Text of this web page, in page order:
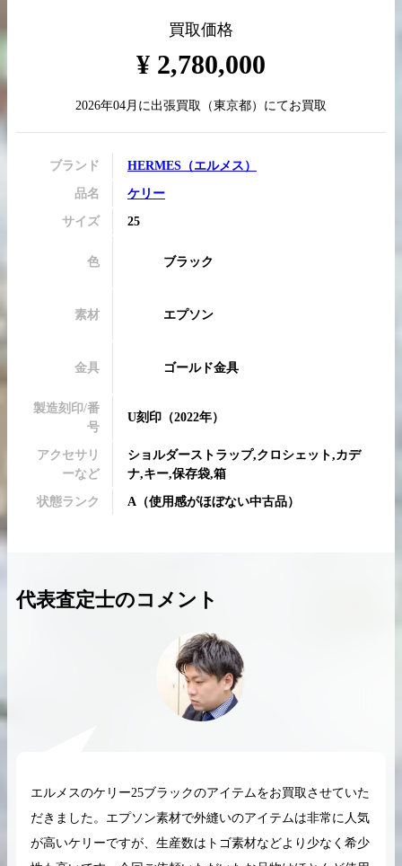
希少なリザード素材のバーキンの買取価格や
買取価格
¥ 2,780,000
2026年04月 に出張買取 （東京都）にてお買取
ブランド HERMES （エルメス ）
品名 ケリー
サイズ 25
色 ブラック
素材 エプソン
金具 ゴールド金具
製造刻印/番
号
U刻印 （2022年）
アクセサリ
ーなど
ショルダーストラップ,クロシェット,カデ
ナ,キー,保存袋,箱
状態ランク A （使用感がほぼない中古品）
代表査定士のコメント
エルメスのケリー25ブラックのアイテムをお買取させていた
だきました。エプソン素材で外縫いのアイテムは非常に人気
が高いケリーですが、生産数はトゴ素材などより少なく希少